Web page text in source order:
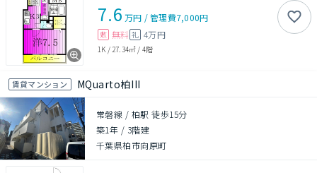
7.6 万円 /管理費7,000円
敷 無料 礼 4万円
1K / 27.34㎡ / 4階
賃貸マンション MQuarto柏III
常磐線 / 柏駅 徒歩15分
築1年 / 3階建
千葉県柏市向原町